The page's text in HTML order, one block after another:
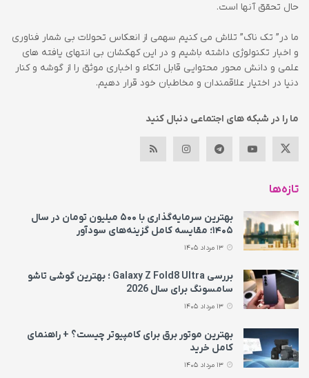
حال تحقق آنها است.
ما در” تک ناک” تلاش می کنیم سهمی از انعکاس تحولات بی شمار فناوری
و اخبار تکنولوژی داشته باشیم و در این کهکشان بی انتهای یافته های
علمی و دانش محور محتوایی قابل اتکاء و اخباری موثق را از گوشه و کنار
دنیا در اختیار علاقمندان و مخاطبان خود قرار دهیم.
ما را در شبکه های اجتماعی دنبال کنید
تازه‌ها
بهترین سرمایه‌گذاری با ۵۰۰ میلیون تومان در سال
۱۴۰۵؛ مقایسه کامل گزینه‌های سودآور
بررسی Galaxy Z Fold8 Ultra ؛ بهترین گوشی تاشو
سامسونگ برای سال 2026
بهترین موتور برق برای کامپیوتر چیست؟ + راهنمای
کامل خرید